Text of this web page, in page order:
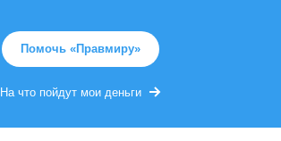
Помочь «Правмиру»
На что пойдут мои деньги